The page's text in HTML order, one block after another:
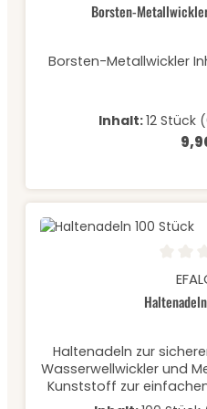
Borsten-
Borsten-Metallwickler
Inhalt:12 Stück
Durchschnittliche
Haltenadeln zur
Wasserwellwickler und
Kunststoff zur